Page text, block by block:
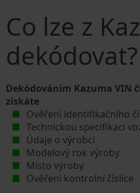
Co lze z
dekódovat?
Dekódováním Kazuma VIN
získáte
Ověření identifikačního
Technickou specifikaci
Údaje o výrobci
Modelový rok výroby
Místo výroby
Ověření kontrolní číslice